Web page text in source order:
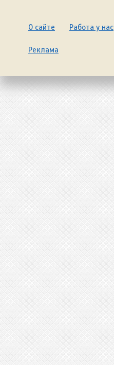
О сайте Работа у нас
Реклама